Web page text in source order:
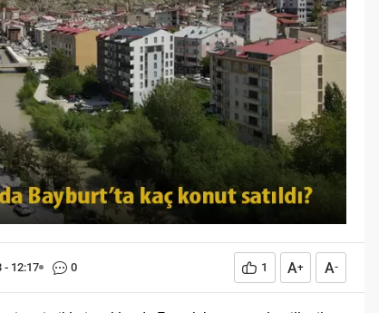
- 12:17 0 1 A+ A-
hayati öneme sahip bir olgu
olarak tarih boyunca konu olmuş
temel bir insan işlevidir.
Öğrenme eğitim bilimcilerce
kişinin çevresi ile etkileşimi
sonucunda meydana gelen kalıcı
izli bilişsel, duyuşsal ve
davranışsal...